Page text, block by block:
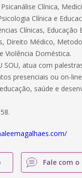
Clínica,
Clínica e
Clínicas, Educação
Direito Médico,
Violência Doméstica.
SOU, atua com
presenciais ou on-
saúde e
Fale com